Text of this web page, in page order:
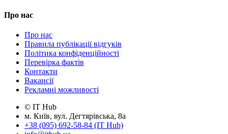
Про нас
Про нас
Правила публікації відгуків
Політика конфіденційності
Перевірка фактів
Контакти
Вакансії
Рекламні можливості
© IT Hub
м. Київ, вул. Дегтярівська, 8а
+38 (095) 692-58-84 (IT Hub)